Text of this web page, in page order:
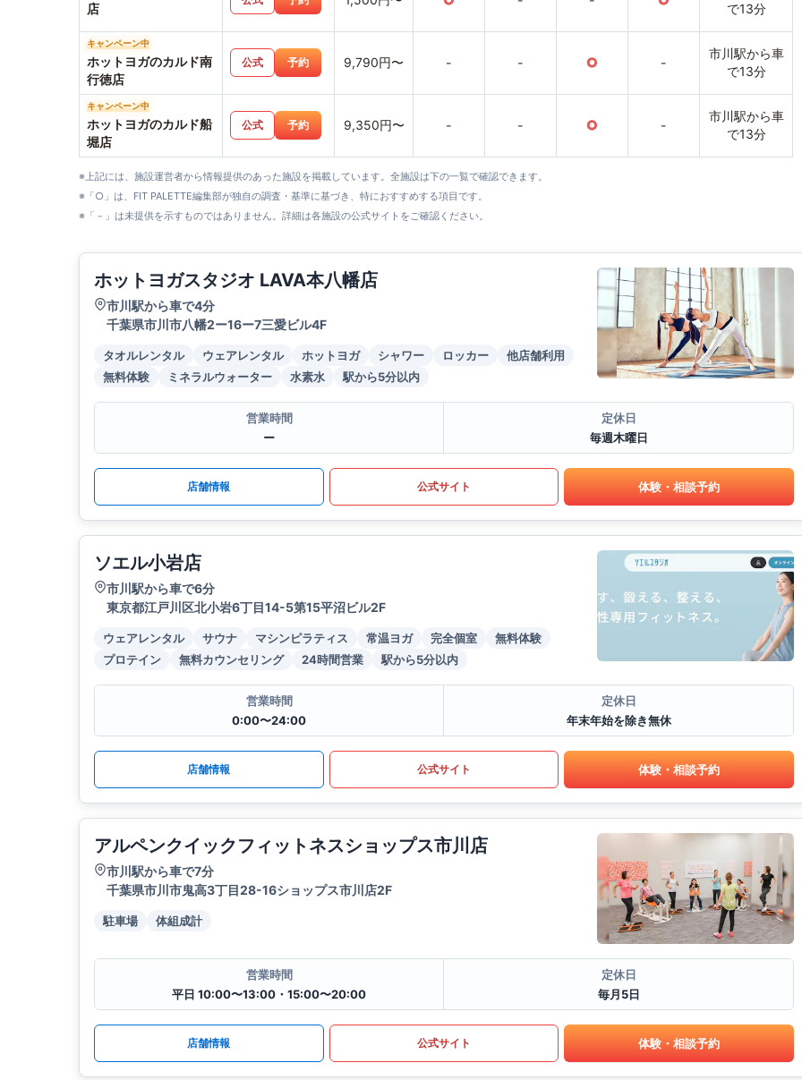
店
で13分
キャンペーン中
ホットヨガのカルド南
行徳店
公式 予約 9,790円〜 - - ○ -
市川駅から車
で13分
キャンペーン中
ホットヨガのカルド船
堀店
公式 予約 9,350円〜 - - ○ -
市川駅から車
で13分
※上記には、施設運営者から情報提供のあった施設を掲載しています。全施設は下の一覧で確認できます。
※「○」は、FIT PALETTE編集部が独自の調査・基準に基づき、特におすすめする項目です。
※「－」は未提供を示すものではありません。詳細は各施設の公式サイトをご確認ください。
ホットヨガスタジオ LAVA本八幡店
市川駅から車で4分
千葉県市川市八幡2ー16ー7三愛ビル4F
タオルレンタル ウェアレンタル ホットヨガ シャワー ロッカー
他店舗利用
無料体験
ミネラルウォーター 水素水 駅から5分以内
営業時間
ー
定休日
毎週木曜日
店舗情報 公式サイト 体験・相談予約
ソエル小岩店
市川駅から車で6分
東京都江戸川区北小岩6丁目14-5第15平沼ビル2F
ウェアレンタル サウナ マシンピラティス 常温ヨガ 完全個室
無料体験
プロテイン
無料カウンセリング 24時間営業 駅から5分以内
営業時間
0:00〜24:00
定休日
年末年始を除き無休
店舗情報 公式サイト 体験・相談予約
アルペンクイックフィットネスショップス市川店
市川駅から車で7分
千葉県市川市鬼高3丁目28-16ショップス市川店2F
駐車場 体組成計
営業時間
平日 10:00〜13:00・15:00〜20:00
定休日
毎月5日
店舗情報 公式サイト 体験・相談予約